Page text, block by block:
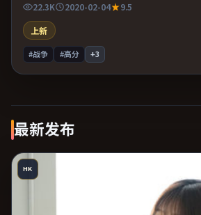
22.3K 2020-02-04
9.5
上新
#战争 #高分 +3
最新发布
HK